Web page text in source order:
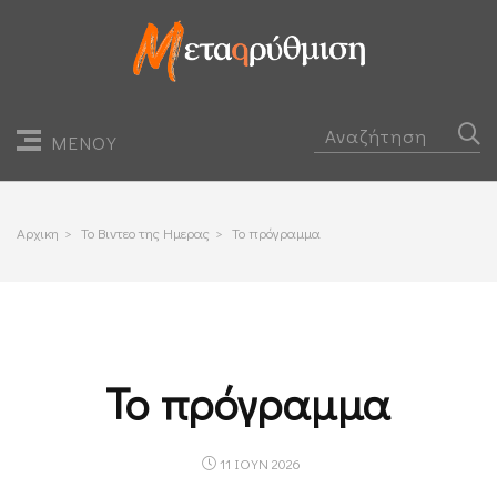
ΜΕΝΟΥ
Αρχικη > Το Βιντεο της Ημερας > Το πρόγραμμα
Το πρόγραμμα
11 ΙΟΥΝ 2026